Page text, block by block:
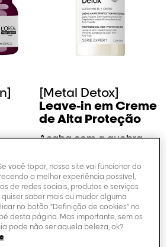
[Metal Detox]
Leave-in em Creme
de Alta Proteção
Acaba com a quebra
0/5 (0 avaliações)
SAIBA MAIS
você topar, nosso site vai funcionar do
a melhor experiência possível,
de redes sociais, produtos e serviços
saber mais ou mudar alguma
no botão “Definição de cookies” no
desta página. Mas importante, sem os
pode não ser aquela beleza, ok?